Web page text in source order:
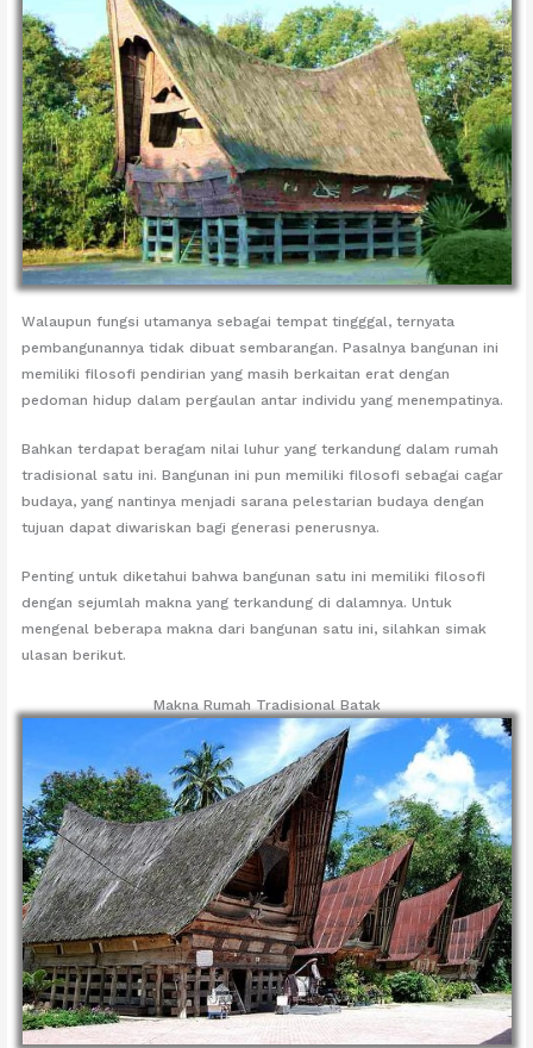
Walaupun fungsi utamanya sebagai tempat tingggal, ternyata
pembangunannya tidak dibuat sembarangan. Pasalnya bangunan ini
memiliki filosofi pendirian yang masih berkaitan erat dengan
pedoman hidup dalam pergaulan antar individu yang menempatinya.
Bahkan terdapat beragam nilai luhur yang terkandung dalam rumah
tradisional satu ini. Bangunan ini pun memiliki filosofi sebagai cagar
budaya, yang nantinya menjadi sarana pelestarian budaya dengan
tujuan dapat diwariskan bagi generasi penerusnya.
Penting untuk diketahui bahwa bangunan satu ini memiliki filosofi
dengan sejumlah makna yang terkandung di dalamnya. Untuk
mengenal beberapa makna dari bangunan satu ini, silahkan simak
ulasan berikut.
Makna Rumah Tradisional Batak